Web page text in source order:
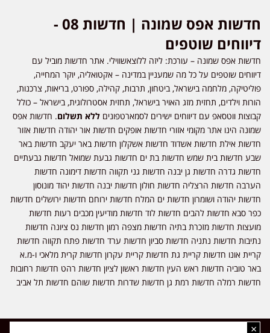
חדשות אפס שמונה | חדשות 08 -
דיווחים שוטפים
חדשות אפס שמונה – עורכת: ליזה ללוצאשווילי. אתר חדשות מוביל עם
דיווחים שוטפים על כל מה שמעניין במדינה – אקטואליה, יוקר המחייה,
פוליטיקה, מלחמה בישראל, ביטחון, תרבות, קהילה, ספורט, בריאות, צרכנות,
הורות וילדים, תחזית מזג האויר בישראל, תחזית אסטרולוגית, בישראל – כולל
קבוצות ווטסאפ עם דיווחים ישירים לסמארטפונים ללא תשלום. חדשות אפס
שמונה הינו אתר מקומי אזורי חדשות אופקים חדשות אור יהודה חדשות אזור
חדשות אילת חדשות אשדוד חדשות אשקלון חדשות באר יעקב חדשות באר
שבע חדשות בית שמש חדשות בת ים חדשות גבעת שמואל חדשות גבעתיים
חדשות גדרה חדשות גן יבנה חדשות גני תקווה חדשות דימונה חדשות
הערבה חדשות הרצליה חדשות חולון חדשות יבנה חדשות יהוד מונוסון
חדשות יהודה ושומרון חדשות ים המלח חדשות ירוחם חדשות ירושלים חדשות
כפר סבא חדשות להבים חדשות לוד חדשות מודיעין מכבים רעות חדשות
מועצות חדשות מזכרת בתיה חדשות מצפה רמון חדשות נס ציונה חדשות
נתיבות חדשות נתניה חדשות סביון חדשות ערד חדשות פתח תקווה חדשות
קריית אונו חדשות קריית גת חדשות קריית עקרון חדשות קרית מלאכי ו-מ.א
באר טוביה חדשות ראש העין חדשות ראשון לציון חדשות רהט חדשות רחובות
חדשות רמלה חדשות רמת גן חדשות שדרות חדשות שוהם חדשות תל אביב
×